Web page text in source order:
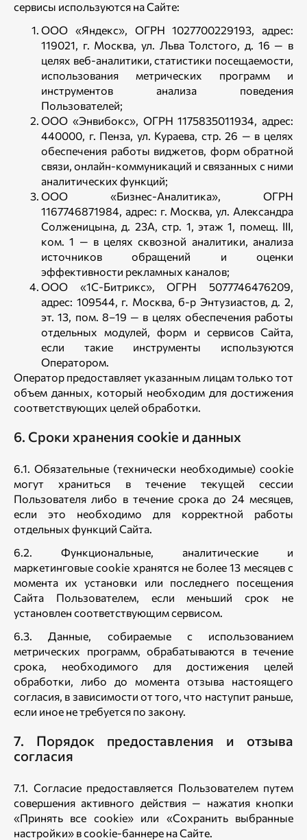
сервисы используются на Сайте:
ООО «Яндекс», ОГРН 1027700229193, адрес:
119021, г. Москва, ул. Льва Толстого, д. 16 — в
целях веб-аналитики, статистики посещаемости,
использования метрических программ и
инструментов анализа поведения
Пользователей;
ООО «Энвибокс», ОГРН 1175835011934, адрес:
440000, г. Пенза, ул. Кураева, стр. 26 — в целях
обеспечения работы виджетов, форм обратной
связи, онлайн-коммуникаций и связанных с ними
аналитических функций;
ООО «Бизнес-Аналитика», ОГРН
1167746871984, адрес: г. Москва, ул. Александра
Солженицына, д. 23А, стр. 1, этаж 1, помещ. III,
ком. 1 — в целях сквозной аналитики, анализа
источников обращений и оценки
эффективности рекламных каналов;
ООО «1С-Битрикс», ОГРН 5077746476209,
адрес: 109544, г. Москва, б-р Энтузиастов, д. 2,
эт. 13, пом. 8–19 — в целях обеспечения работы
отдельных модулей, форм и сервисов Сайта,
если такие инструменты используются
Оператором.
Оператор предоставляет указанным лицам только тот
объем данных, который необходим для достижения
соответствующих целей обработки.
6. Сроки хранения cookie и данных
6.1. Обязательные (технически необходимые) cookie
могут храниться в течение текущей сессии
Пользователя либо в течение срока до 24 месяцев,
если это необходимо для корректной работы
отдельных функций Сайта.
6.2. Функциональные, аналитические и
маркетинговые cookie хранятся не более 13 месяцев с
момента их установки или последнего посещения
Сайта Пользователем, если меньший срок не
установлен соответствующим сервисом.
6.3. Данные, собираемые с использованием
метрических программ, обрабатываются в течение
срока, необходимого для достижения целей
обработки, либо до момента отзыва настоящего
согласия, в зависимости от того, что наступит раньше,
если иное не требуется по закону.
7. Порядок предоставления и отзыва
согласия
7.1. Согласие предоставляется Пользователем путем
совершения активного действия — нажатия кнопки
«Принять все cookie» или «Сохранить выбранные
настройки» в cookie-баннере на Сайте.